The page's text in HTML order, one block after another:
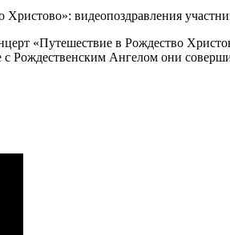
«Путешествие в Рождество
с Рождественским Ангелом они